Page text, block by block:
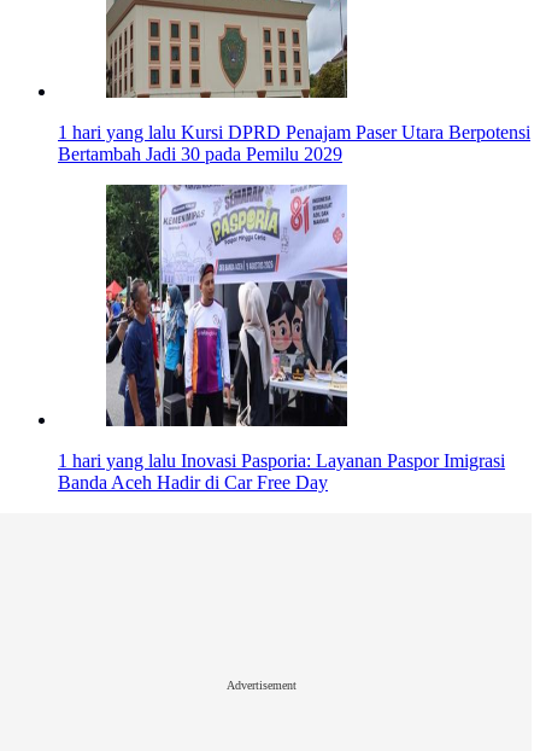
1 hari yang lalu Kursi DPRD Penajam Paser Utara Berpotensi
Bertambah Jadi 30 pada Pemilu 2029
1 hari yang lalu Inovasi Pasporia: Layanan Paspor Imigrasi
Banda Aceh Hadir di Car Free Day
Advertisement